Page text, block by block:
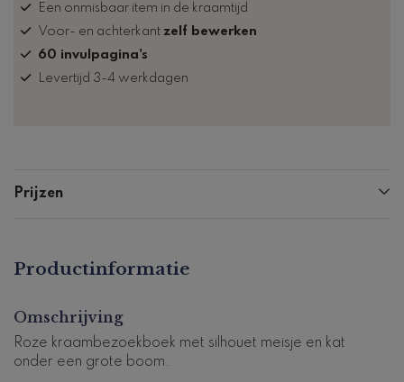
Een onmisbaar item in de kraamtijd
Voor- en achterkant zelf bewerken
60 invulpagina's
Levertijd 3-4 werkdagen
Prijzen
Productinformatie
Omschrijving
Roze kraambezoekboek met silhouet meisje en kat
onder een grote boom.